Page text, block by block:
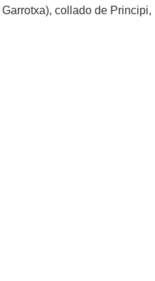
collado de